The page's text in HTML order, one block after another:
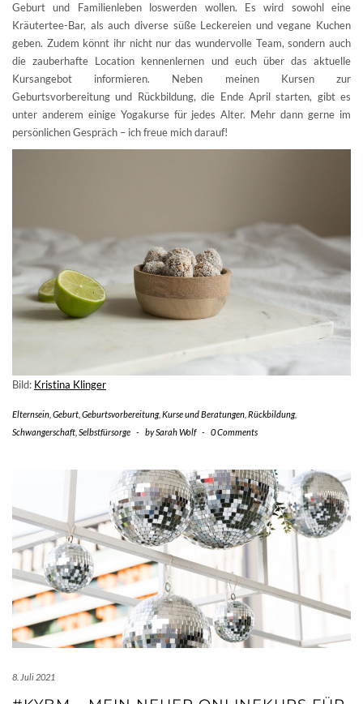
Geburt und Familienleben loswerden wollen. Es wird sowohl eine
Kräutertee-Bar, als auch diverse süße Leckereien und vegane Kuchen
geben. Zudem könnt ihr nicht nur das wundervolle Team, sondern auch
die zauberhafte Location kennenlernen und euch über das aktuelle
Kursangebot informieren. Neben meinen Kursen zur
Geburtsvorbereitung und Rückbildung, die Ende April starten, gibt es
unter anderem einige Yogakurse für jedes Alter. Mehr dann gerne im
persönlichen Gespräch – ich freue mich darauf!
Bild: Kristina Klinger
Elternsein Geburt Geburtsvorbereitung, Kurse und Beratungen Rückbildung,
Schwangerschaft Selbstfürsorge - bySarah Wolf - 0 Comments
8. Juli 2021